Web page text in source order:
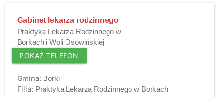
Gabinet lekarza rodzinnego
Praktyka Lekarza Rodzinnego w
Borkach i Woli Osowińskiej
POKAŻ TELEFON
Gmina: Borki
Filia: Praktyka Lekarza Rodzinnego w Borkach